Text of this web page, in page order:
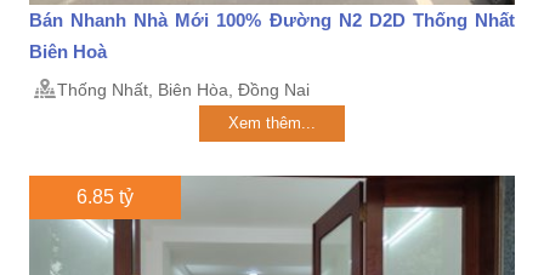
Bán Nhanh Nhà Mới 100% Đường N2 D2D Thống Nhất
Biên Hoà
Thống Nhất, Biên Hòa, Đồng Nai
Xem thêm...
6.85 tỷ